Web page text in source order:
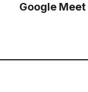
Google Meet